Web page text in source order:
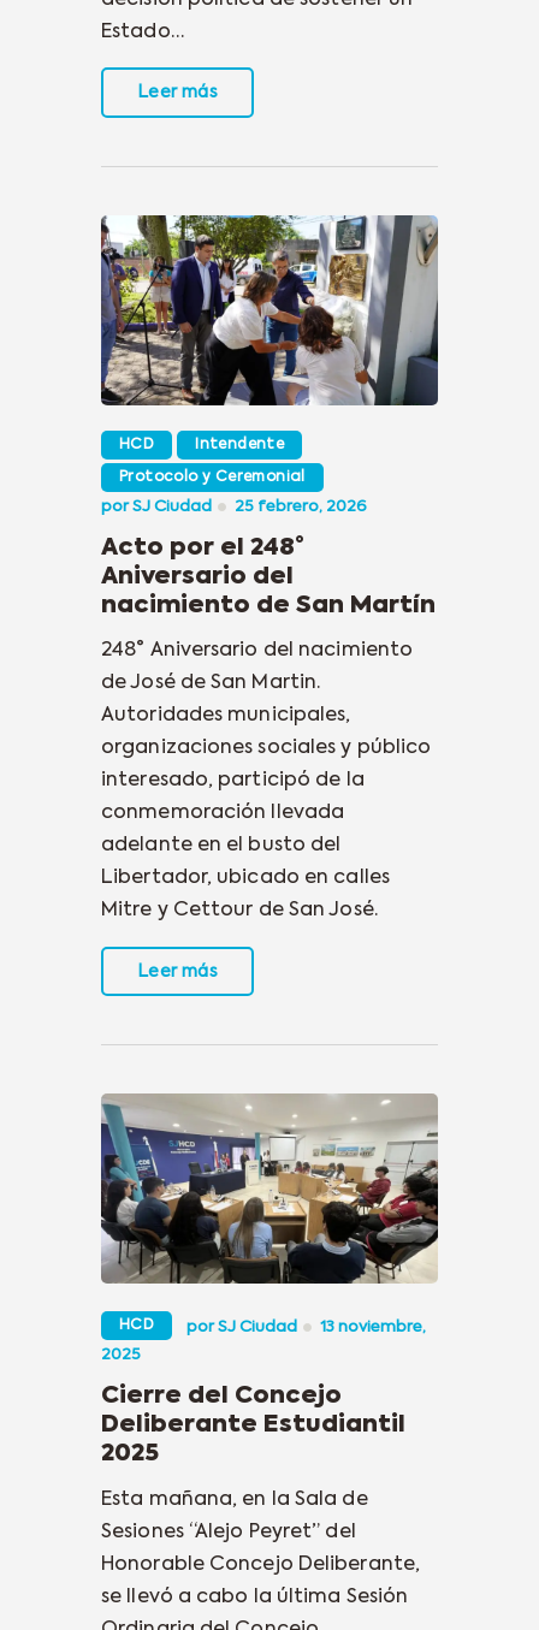
Estado…
Leer más
HCD Intendente
Protocolo y Ceremonial
porSJ Ciudad 25 febrero, 2026
Acto por el 248°
Aniversario del
nacimiento de San Martín
248° Aniversario del nacimiento
de José de San Martin.
Autoridades municipales,
organizaciones sociales y público
interesado, participó de la
conmemoración llevada
adelante en el busto del
Libertador, ubicado en calles
Mitre y Cettour de San José.
Leer más
HCD porSJ Ciudad
13 noviembre,
2025
Cierre del Concejo
Deliberante Estudiantil
2025
Esta mañana, en la Sala de
Sesiones “Alejo Peyret” del
Honorable Concejo Deliberante,
se llevó a cabo la última Sesión